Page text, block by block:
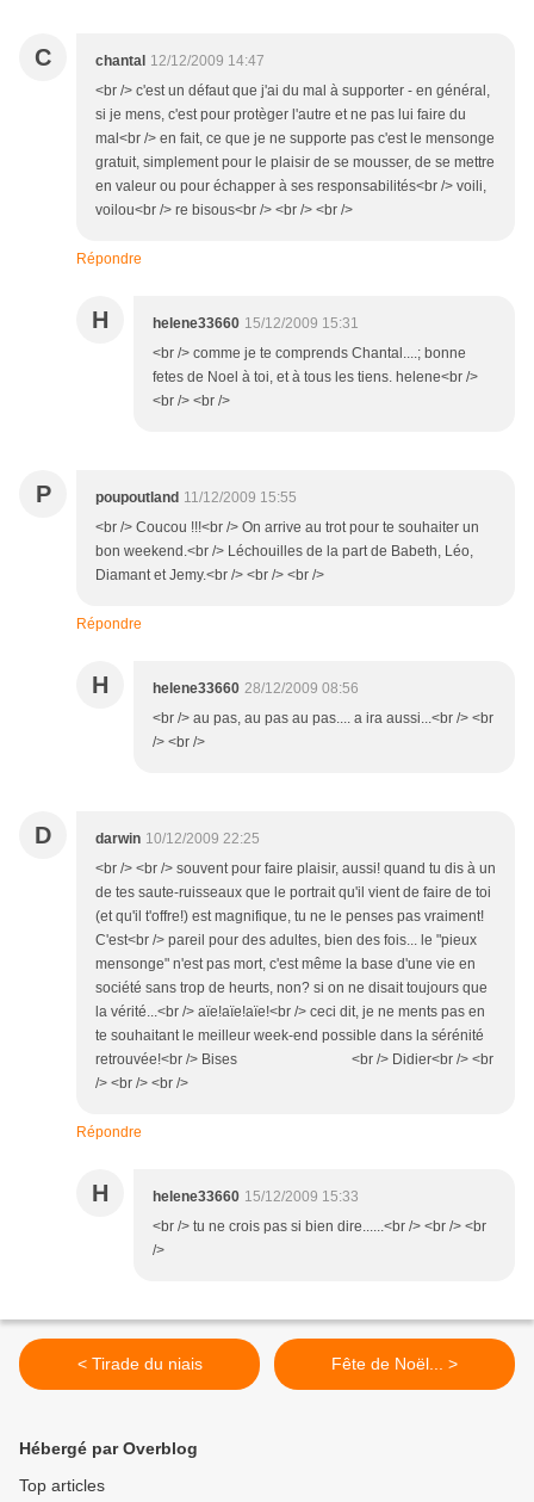
C chantal 12/12/2009 14:47
<br /> c'est un défaut que j'ai du mal à supporter - en général,
si je mens, c'est pour protèger l'autre et ne pas lui faire du
mal<br /> en fait, ce que je ne supporte pas c'est le mensonge
gratuit, simplement pour le plaisir de se mousser, de se mettre
en valeur ou pour échapper à ses responsabilités<br /> voili,
voilou<br /> re bisous<br /> <br /> <br />
Répondre
H helene33660 15/12/2009 15:31
<br /> comme je te comprends Chantal....; bonne
fetes de Noel à toi, et à tous les tiens. helene<br />
<br /> <br />
P poupoutland 11/12/2009 15:55
<br /> Coucou !!!<br /> On arrive au trot pour te souhaiter un
bon weekend.<br /> Léchouilles de la part de Babeth, Léo,
Diamant et Jemy.<br /> <br /> <br />
Répondre
H helene33660 28/12/2009 08:56
<br /> au pas, au pas au pas.... a ira aussi...<br /> <br
/> <br />
D darwin 10/12/2009 22:25
<br /> <br /> souvent pour faire plaisir, aussi! quand tu dis à un
de tes saute-ruisseaux que le portrait qu'il vient de faire de toi
(et qu'il t'offre!) est magnifique, tu ne le penses pas vraiment!
C'est<br /> pareil pour des adultes, bien des fois... le "pieux
mensonge" n'est pas mort, c'est même la base d'une vie en
société sans trop de heurts, non? si on ne disait toujours que
la vérité...<br /> aïe!aïe!aïe!<br /> ceci dit, je ne ments pas en
te souhaitant le meilleur week-end possible dans la sérénité
retrouvée!<br /> Bises <br /> Didier<br /> <br
/> <br /> <br />
Répondre
H helene33660 15/12/2009 15:33
<br /> tu ne crois pas si bien dire......<br /> <br /> <br
/>
< Tirade du niais Fête de Noël... >
Hébergé par Overblog
Top articles